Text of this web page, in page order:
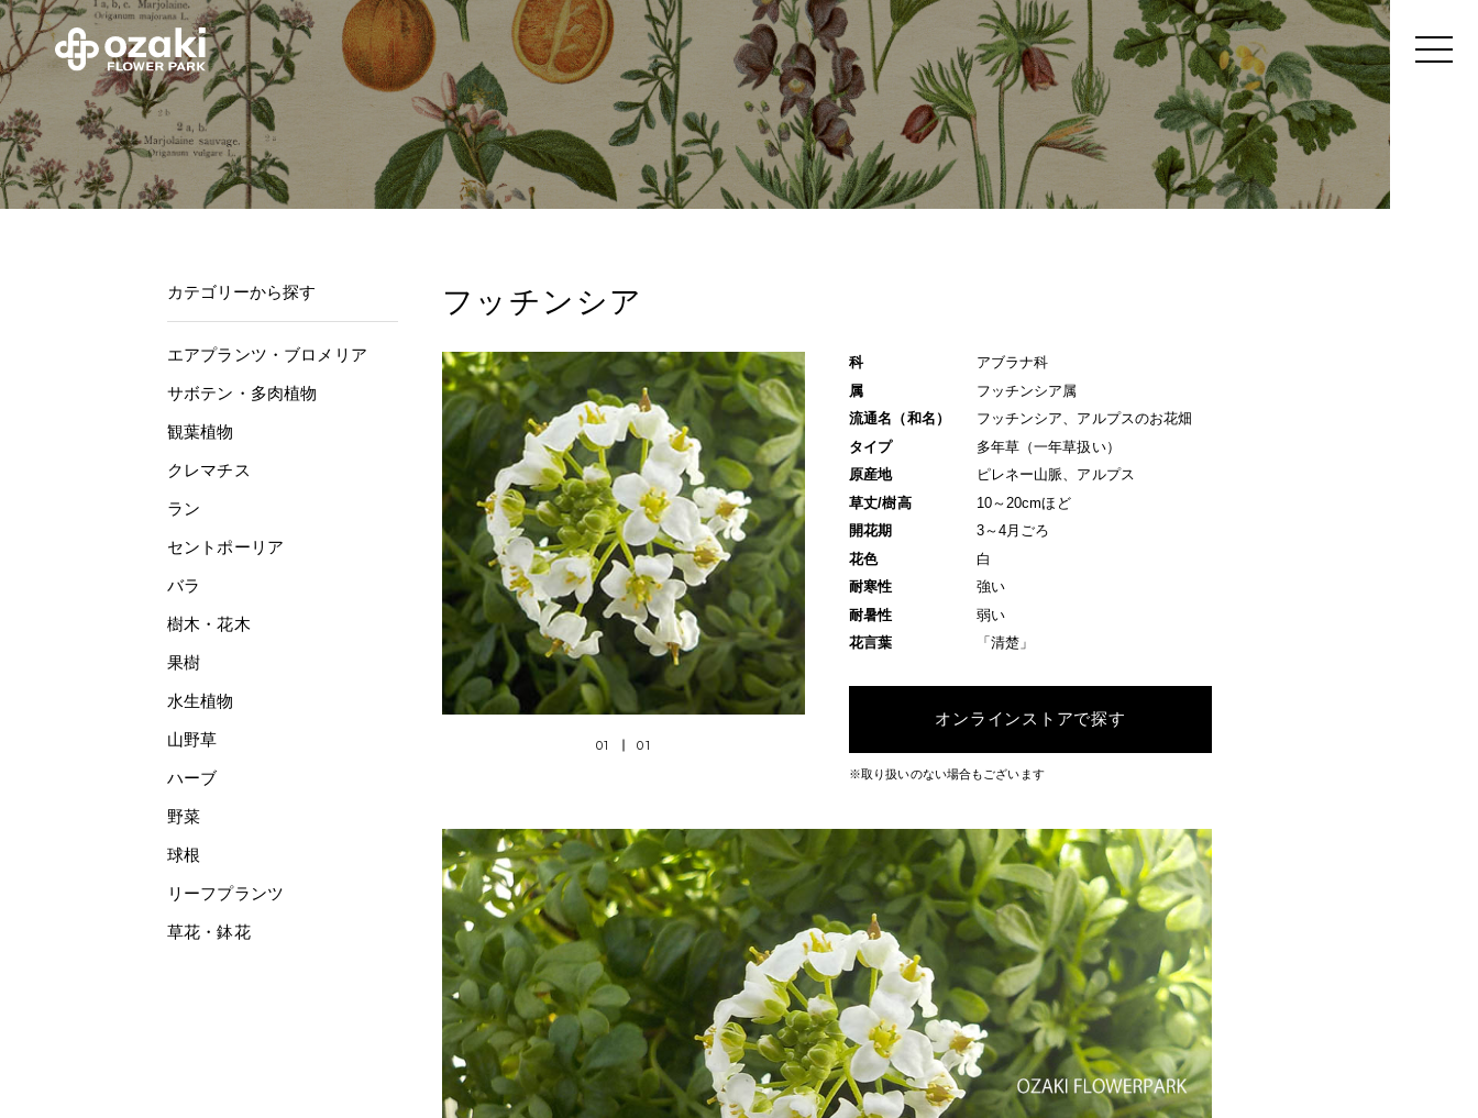
フッチンシア
01 01
科
アブラナ科
属
フッチンシア属
流通名（和名）
フッチンシア、アルプスのお花畑
タイプ
多年草（一年草扱い）
原産地
ピレネー山脈、アルプス
草丈/樹高
10～20cmほど
開花期
3～4月ごろ
花色
白
耐寒性
強い
耐暑性
弱い
花言葉
「清楚」
オンラインストアで探す
※取り扱いのない場合もございます
カテゴリーから探す
エアプランツ・ブロメリア
サボテン・多肉植物
観葉植物
クレマチス
ラン
セントポーリア
バラ
樹木・花木
果樹
水生植物
山野草
ハーブ
野菜
球根
リーフプランツ
草花・鉢花